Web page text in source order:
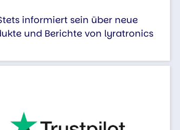
informiert sein über neue
und Berichte von lyratronics